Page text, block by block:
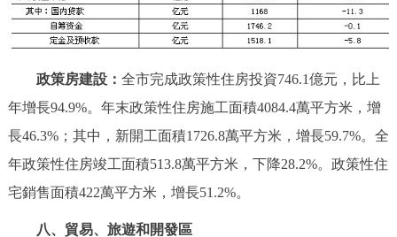
政策房建設： 全市完成政策性住房投資746.1億元，比上
年增長94.9%。年末政策性住房施工面積4084.4萬平方米，增
長46.3%；其中，新開工面積1726.8萬平方米，增長59.7%。全
年政策性住房竣工面積513.8萬平方米，下降28.2%。政策性住
宅銷售面積422萬平方米，增長51.2%。
八、貿易、旅遊和開發區